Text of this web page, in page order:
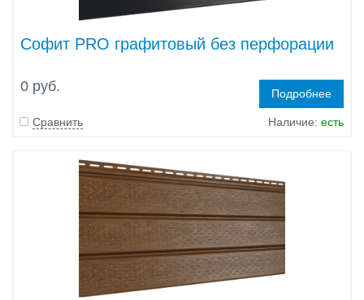
Софит PRO графитовый без перфорации
0 руб. Подробнее
Сравнить Наличие: есть